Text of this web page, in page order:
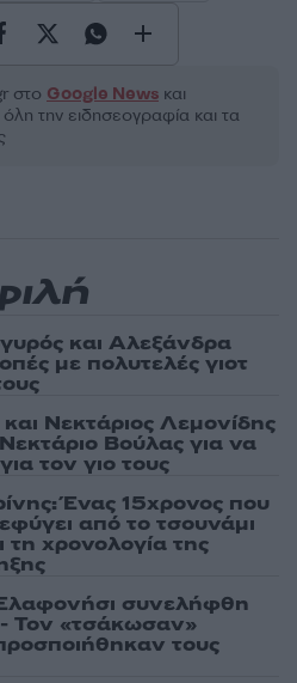
στο Google News και
την ειδησεογραφία και τα
και Αλεξάνδρα
με πολυτελές γιοτ
Νεκτάριος Λεμονίδης
Βούλας για να
τον γιο τους
Ένας 15χρονος που
από το τσουνάμι
τη χρονολογία της
συνελήφθη
Τον «τσάκωσαν»
τους